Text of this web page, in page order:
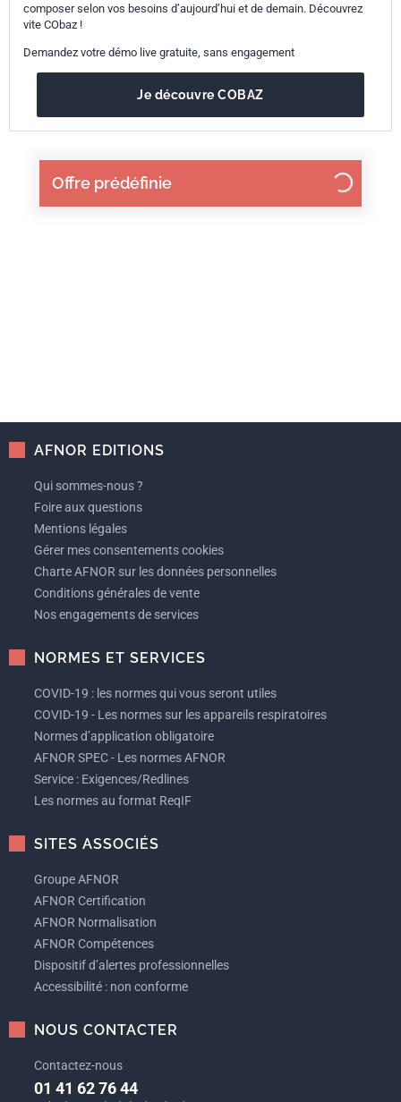
Offre prédéfinie
composer selon vos besoins d’aujourd’hui et de demain. Découvrez
vite CObaz !
Demandez votre démo live gratuite, sans engagement
Je découvre COBAZ
AFNOR EDITIONS
Qui sommes-nous ?
Foire aux questions
Mentions légales
Gérer mes consentements cookies
Charte AFNOR sur les données personnelles
Conditions générales de vente
Nos engagements de services
NORMES ET SERVICES
COVID-19 : les normes qui vous seront utiles
COVID-19 - Les normes sur les appareils respiratoires
Normes d’application obligatoire
AFNOR SPEC - Les normes AFNOR
Service : Exigences/Redlines
Les normes au format ReqIF
SITES ASSOCIÉS
Groupe AFNOR
AFNOR Certification
AFNOR Normalisation
AFNOR Compétences
Dispositif d’alertes professionnelles
Accessibilité : non conforme
NOUS CONTACTER
Contactez-nous
01 41 62 76 44